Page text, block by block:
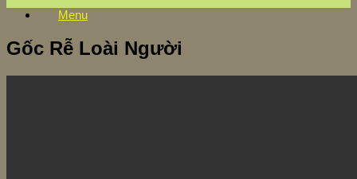
Menu
Gốc Rễ Loài Người